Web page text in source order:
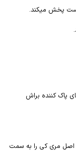
پخش میکند.
پاک کننده براش
اصل مری کی را به سمت